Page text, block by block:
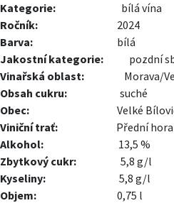
Kategorie:
bílá vína
Ročník:
2024
Barva:
bílá
Jakostní kategorie:
pozdní
Vinařská oblast:
Morava/
Obsah cukru:
suché
Obec:
Velké
Viniční trať:
Přední hora
Alkohol:
13,5 %
Zbytkový cukr:
5,8 g/l
Kyseliny:
5,8 g/l​
Objem:
0,75 l